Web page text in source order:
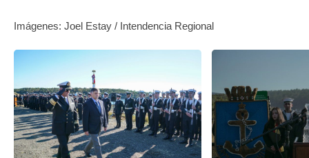
Imágenes: Joel Estay / Intendencia Regional